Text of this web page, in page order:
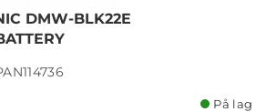
DMW-BLK22E
På lager